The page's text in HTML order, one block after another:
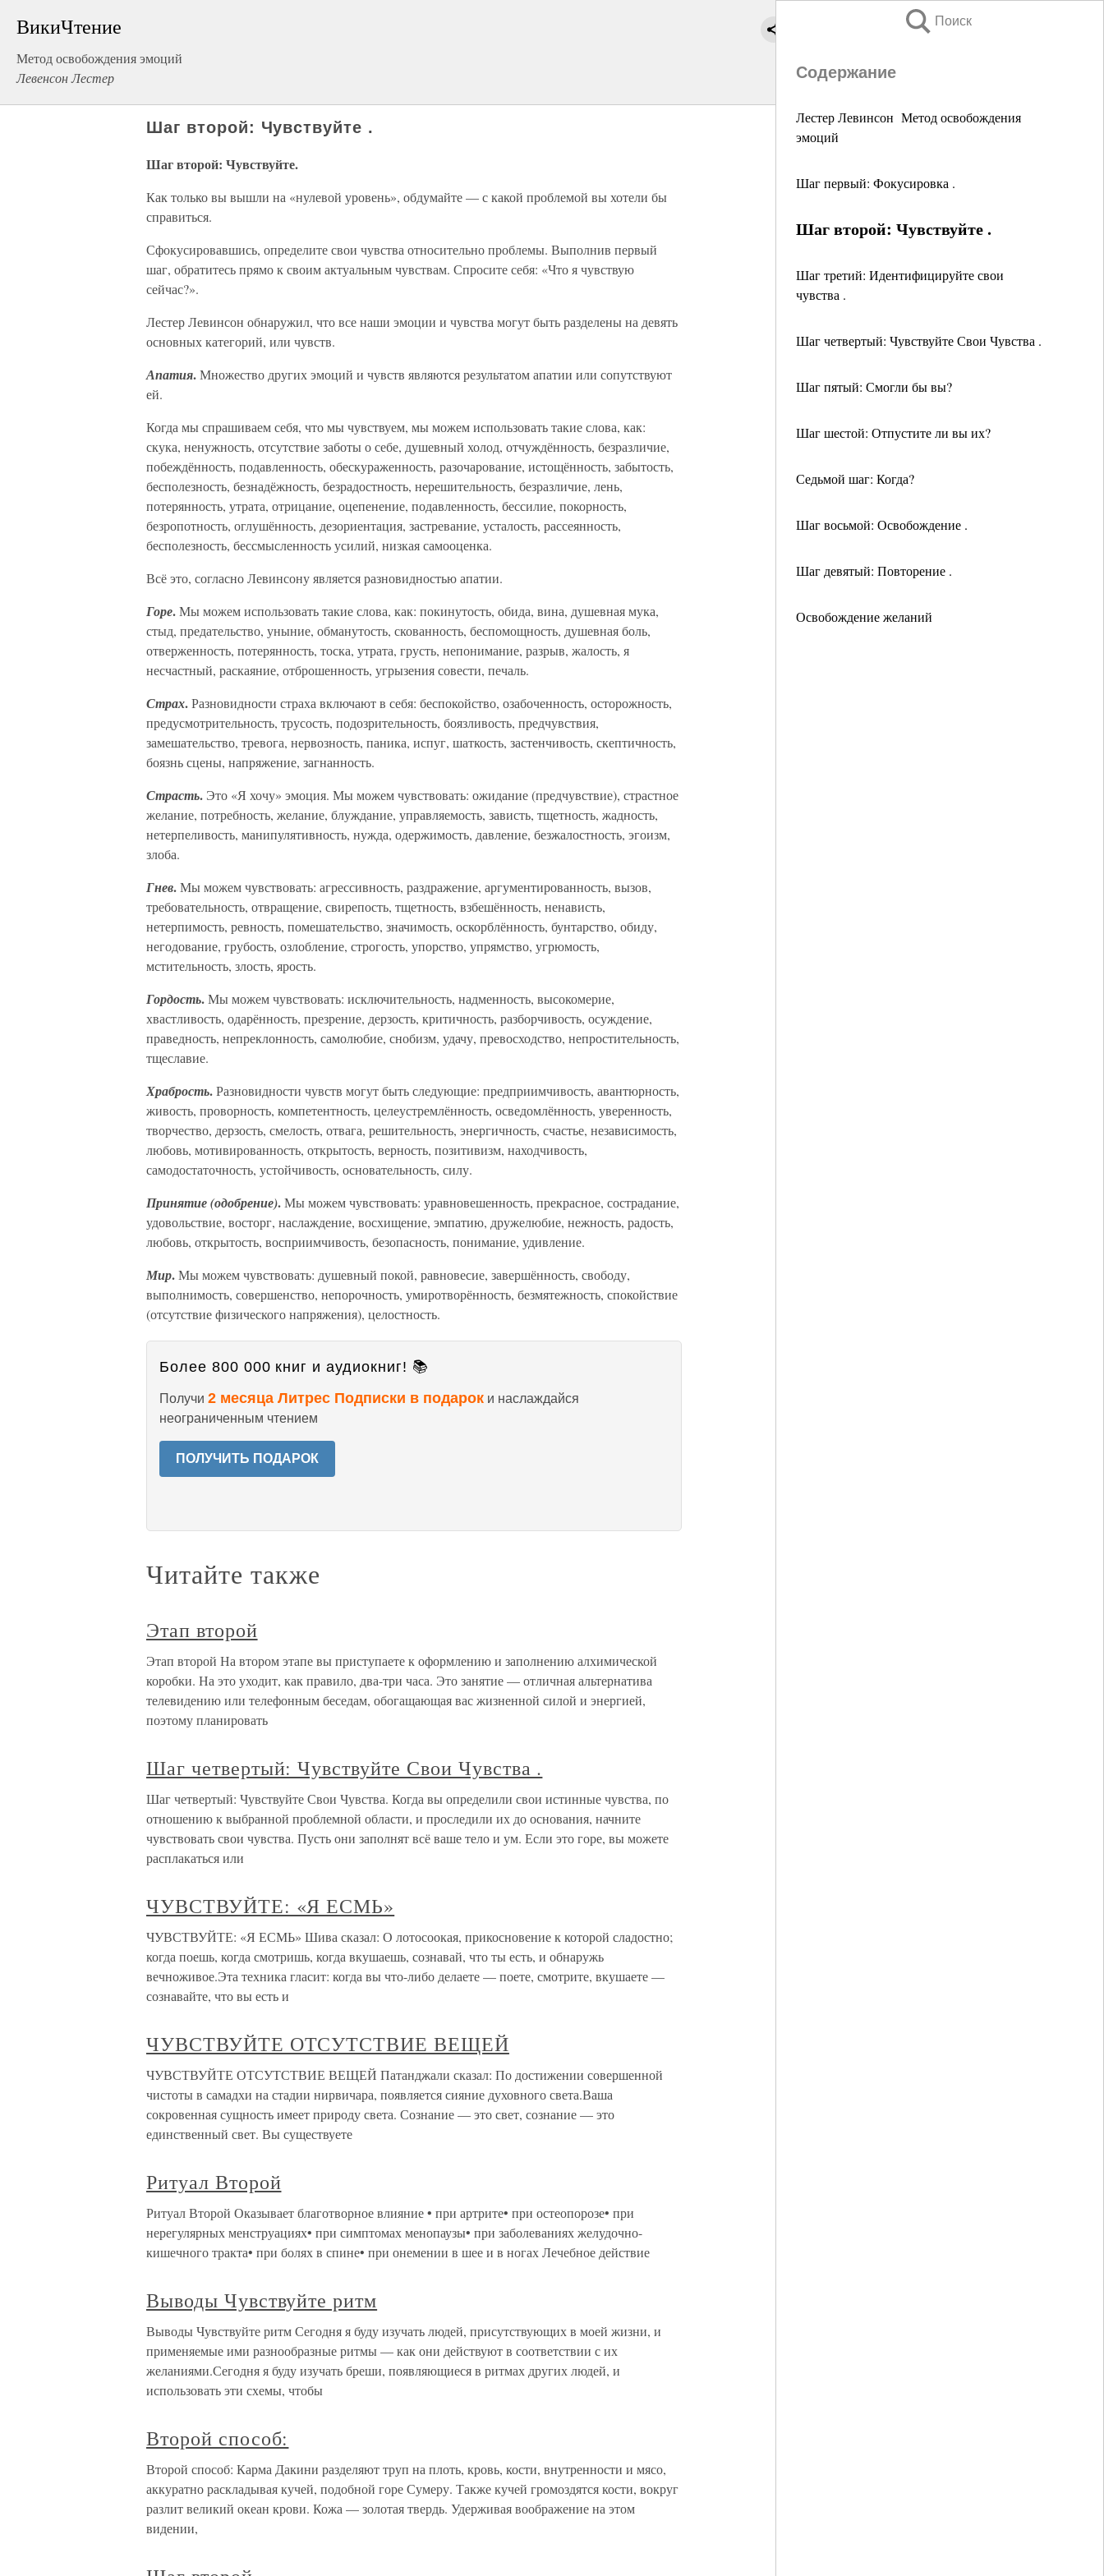
ВикиЧтение
Метод освобождения эмоций
Левенсон Лестер
Поиск
Содержание
Лестер Левинсон Метод освобождения
эмоций
Шаг первый: Фокусировка .
Шаг второй: Чувствуйте .
Шаг третий: Идентифицируйте свои
чувства .
Шаг четвертый: Чувствуйте Свои Чувства .
Шаг пятый: Смогли бы вы?
Шаг шестой: Отпустите ли вы их?
Седьмой шаг: Когда?
Шаг восьмой: Освобождение .
Шаг девятый: Повторение .
Освобождение желаний
Шаг второй: Чувствуйте .
Шаг второй: Чувствуйте.
Как только вы вышли на «нулевой уровень», обдумайте — с какой проблемой вы хотели бы
справиться.
Сфокусировавшись, определите свои чувства относительно проблемы. Выполнив первый
шаг, обратитесь прямо к своим актуальным чувствам. Спросите себя: «Что я чувствую
сейчас?».
Лестер Левинсон обнаружил, что все наши эмоции и чувства могут быть разделены на девять
основных категорий, или чувств.
Апатия.Множество других эмоций и чувств являются результатом апатии или сопутствуют
ей.
Когда мы спрашиваем себя, что мы чувствуем, мы можем использовать такие слова, как:
скука, ненужность, отсутствие заботы о себе, душевный холод, отчуждённость, безразличие,
побеждённость, подавленность, обескураженность, разочарование, истощённость, забытость,
бесполезность, безнадёжность, безрадостность, нерешительность, безразличие, лень,
потерянность, утрата, отрицание, оцепенение, подавленность, бессилие, покорность,
безропотность, оглушённость, дезориентация, застревание, усталость, рассеянность,
бесполезность, бессмысленность усилий, низкая самооценка.
Всё это, согласно Левинсону является разновидностью апатии.
Горе.Мы можем использовать такие слова, как: покинутость, обида, вина, душевная мука,
стыд, предательство, уныние, обманутость, скованность, беспомощность, душевная боль,
отверженность, потерянность, тоска, утрата, грусть, непонимание, разрыв, жалость, я
несчастный, раскаяние, отброшенность, угрызения совести, печаль.
Страх.Разновидности страха включают в себя: беспокойство, озабоченность, осторожность,
предусмотрительность, трусость, подозрительность, боязливость, предчувствия,
замешательство, тревога, нервозность, паника, испуг, шаткость, застенчивость, скептичность,
боязнь сцены, напряжение, загнанность.
Страсть. Это «Я хочу» эмоция. Мы можем чувствовать: ожидание (предчувствие), страстное
желание, потребность, желание, блуждание, управляемость, зависть, тщетность, жадность,
нетерпеливость, манипулятивность, нужда, одержимость, давление, безжалостность, эгоизм,
злоба.
Гнев.Мы можем чувствовать: агрессивность, раздражение, аргументированность, вызов,
требовательность, отвращение, свирепость, тщетность, взбешённость, ненависть,
нетерпимость, ревность, помешательство, значимость, оскорблённость, бунтарство, обиду,
негодование, грубость, озлобление, строгость, упорство, упрямство, угрюмость,
мстительность, злость, ярость.
Гордость.Мы можем чувствовать: исключительность, надменность, высокомерие,
хвастливость, одарённость, презрение, дерзость, критичность, разборчивость, осуждение,
праведность, непреклонность, самолюбие, снобизм, удачу, превосходство, непростительность,
тщеславие.
Храбрость.Разновидности чувств могут быть следующие: предприимчивость, авантюрность,
живость, проворность, компетентность, целеустремлённость, осведомлённость, уверенность,
творчество, дерзость, смелость, отвага, решительность, энергичность, счастье, независимость,
любовь, мотивированность, открытость, верность, позитивизм, находчивость,
самодостаточность, устойчивость, основательность, силу.
Принятие (одобрение).Мы можем чувствовать: уравновешенность, прекрасное, сострадание,
удовольствие, восторг, наслаждение, восхищение, эмпатию, дружелюбие, нежность, радость,
любовь, открытость, восприимчивость, безопасность, понимание, удивление.
Мир.Мы можем чувствовать: душевный покой, равновесие, завершённость, свободу,
выполнимость, совершенство, непорочность, умиротворённость, безмятежность, спокойствие
(отсутствие физического напряжения), целостность.
Более 800 000 книг и аудиокниг! 📚
Получи 2 месяца Литрес Подписки в подарок и наслаждайся
неограниченным чтением
ПОЛУЧИТЬ ПОДАРОК
Читайте также
Этап второй
Этап второй На втором этапе вы приступаете к оформлению и заполнению алхимической
коробки. На это уходит, как правило, два-три часа. Это занятие — отличная альтернатива
телевидению или телефонным беседам, обогащающая вас жизненной силой и энергией,
поэтому планировать
Шаг четвертый: Чувствуйте Свои Чувства .
Шаг четвертый: Чувствуйте Свои Чувства. Когда вы определили свои истинные чувства, по
отношению к выбранной проблемной области, и проследили их до основания, начните
чувствовать свои чувства. Пусть они заполнят всё ваше тело и ум. Если это горе, вы можете
расплакаться или
ЧУВСТВУЙТЕ: «Я ЕСМЬ»
ЧУВСТВУЙТЕ: «Я ЕСМЬ» Шива сказал: О лотосоокая, прикосновение к которой сладостно;
когда поешь, когда смотришь, когда вкушаешь, сознавай, что ты есть, и обнаружь
вечноживое.Эта техника гласит: когда вы что-либо делаете — поете, смотрите, вкушаете —
сознавайте, что вы есть и
ЧУВСТВУЙТЕ ОТСУТСТВИЕ ВЕЩЕЙ
ЧУВСТВУЙТЕ ОТСУТСТВИЕ ВЕЩЕЙ Патанджали сказал: По достижении совершенной
чистоты в самадхи на стадии нирвичара, появляется сияние духовного света.Ваша
сокровенная сущность имеет природу света. Сознание — это свет, сознание — это
единственный свет. Вы существуете
Ритуал Второй
Ритуал Второй Оказывает благотворное влияние • при артрите• при остеопорозе• при
нерегулярных менструациях• при симптомах менопаузы• при заболеваниях желудочно-
кишечного тракта• при болях в спине• при онемении в шее и в ногах Лечебное действие
Выводы Чувствуйте ритм
Выводы Чувствуйте ритм Сегодня я буду изучать людей, присутствующих в моей жизни, и
применяемые ими разнообразные ритмы — как они действуют в соответствии с их
желаниями.Сегодня я буду изучать бреши, появляющиеся в ритмах других людей, и
использовать эти схемы, чтобы
Второй способ:
Второй способ: Карма Дакини разделяют труп на плоть, кровь, кости, внутренности и мясо,
аккуратно раскладывая кучей, подобной горе Сумеру. Также кучей громоздятся кости, вокруг
разлит великий океан крови. Кожа — золотая твердь. Удерживая воображение на этом
видении,